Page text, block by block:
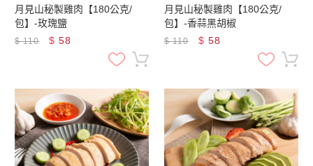
月見山秘製雞肉【180公克/
包】-玫瑰鹽
$110 $ 58
月見山秘製雞肉【180公克/
包】-香蒜黑胡椒
$110 $ 58